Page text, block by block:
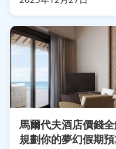
馬爾代夫酒店價錢
規劃你的夢幻假期